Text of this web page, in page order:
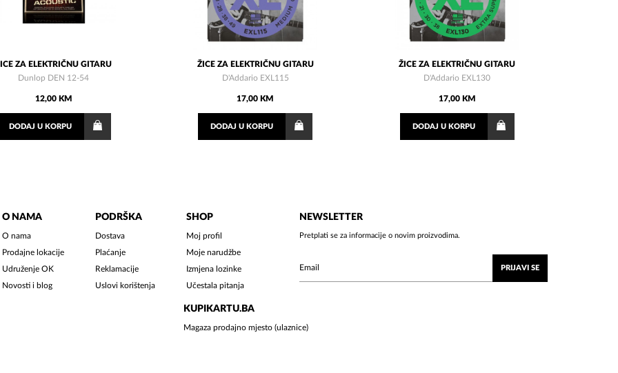
ZA ELEKTRIČNU GITARU
Dunlop DEN 12-54
12,00 KM
DODAJU KORPU
ŽICE ZA ELEKTRIČNU GITARU
D'Addario EXL115
17,00 KM
DODAJ U KORPU
ŽICE ZA ELEKTRIČNU GITARU
D'Addario EXL130
17,00 KM
DODAJU KORPU
O NAMA
O nama
Prodajne lokacije
Udruženje OK
Novosti i blog
PODRŠKA
Dostava
Plaćanje
Reklamacije
Uslovi korištenja
SHOP
Moj profil
Moje narudžbe
Izmjena lozinke
Učestala pitanja
KUPIKARTU.BA
Magaza prodajno mjesto (ulaznice)
NEWSLETTER
Pretplati se za informacije o novim proizvodima.
PRIJAVI SE